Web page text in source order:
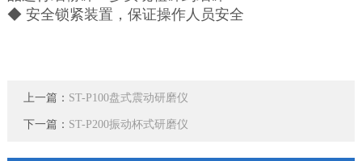
◆ 安全锁紧装置，保证操作人员安全
上一篇： ST-P100盘式震动研磨仪
下一篇： ST-P200振动杯式研磨仪